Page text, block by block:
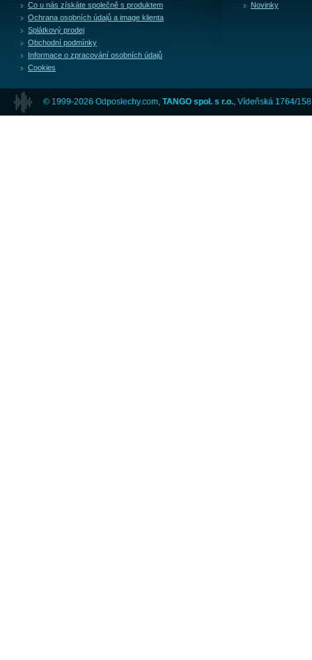
Co u nás získáte společně s produktem
Ochrana osobních údajů a image klienta
Splátkový prodej
Obchodní podmínky
Informace o zpracování osobních údajů
Cookies
Novinky
© 1999-2026 Odposlechy.com, TANGO spol. s r.o. , Vídeňská 1764/